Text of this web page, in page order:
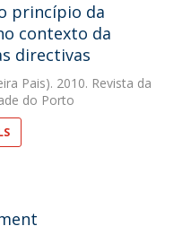
princípio da
contexto da
directivas
Pais). 2010. Revista da
do Porto